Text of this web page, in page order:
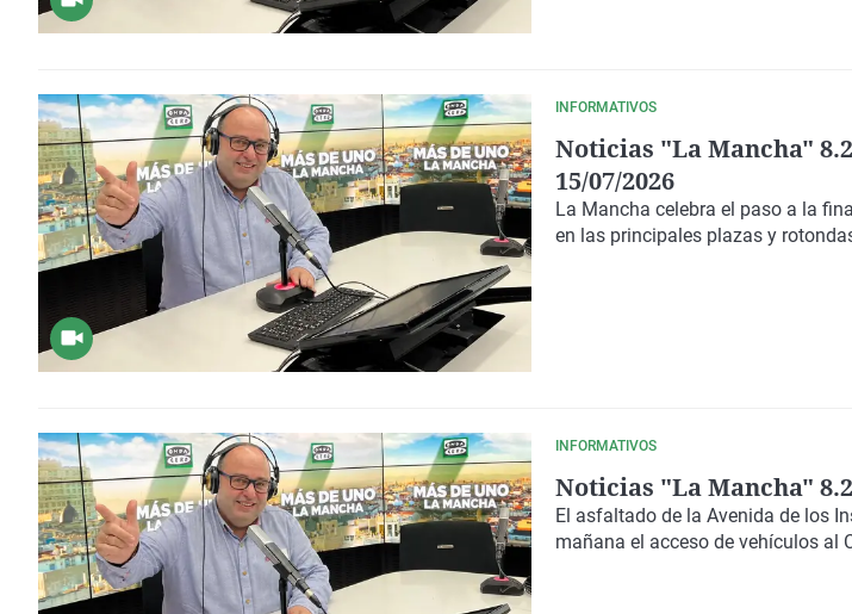
INFORMATIVOS
Noticias "La Mancha"
15/07/2026
La Mancha celebra el paso a la
en las principales plazas y
INFORMATIVOS
Noticias "La Mancha"
El asfaltado de la Avenida de los
mañana el acceso de vehículos al